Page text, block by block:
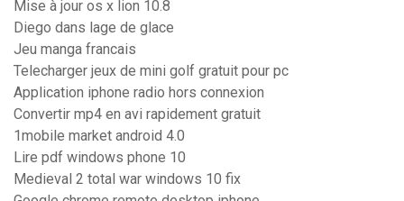
Mise à jour os x lion 10.8
Diego dans lage de glace
Jeu manga francais
Telecharger jeux de mini golf gratuit pour pc
Application iphone radio hors connexion
Convertir mp4 en avi rapidement gratuit
1mobile market android 4.0
Lire pdf windows phone 10
Medieval 2 total war windows 10 fix